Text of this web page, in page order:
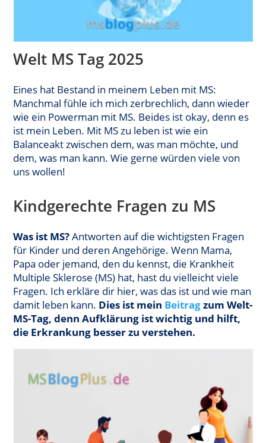
Welt MS Tag 2025
Eines hat Bestand in meinem Leben mit MS:
Manchmal fühle ich mich zerbrechlich, dann wieder
wie ein Powerman mit MS. Beides ist okay, denn es
ist mein Leben. Mit MS zu leben ist wie ein
Balanceakt zwischen dem, was man möchte, und
dem, was man kann. Wie gerne würden viele von
uns wollen!
Kindgerechte Fragen zu MS
Was ist MS?Antworten auf die wichtigsten Fragen
für Kinder und deren Angehörige. Wenn Mama,
Papa oder jemand, den du kennst, die Krankheit
Multiple Sklerose (MS) hat, hast du vielleicht viele
Fragen. Ich erkläre dir hier, was das ist und wie man
damit leben kann. Dies ist mein Beitragzum Welt-
MS-Tag, denn Aufklärung ist wichtig und hilft,
die Erkrankung besser zu verstehen.